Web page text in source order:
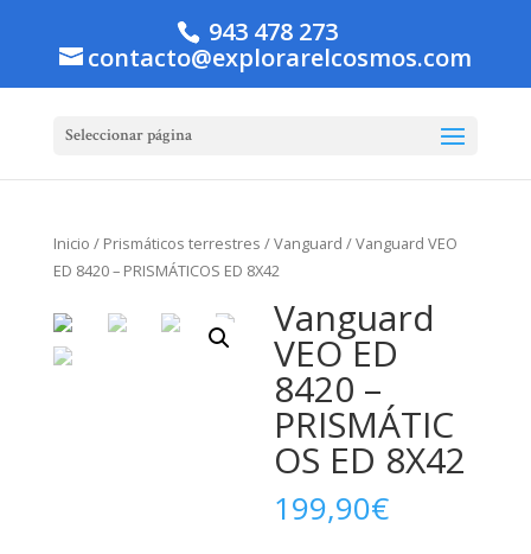
943 478 273
contacto@explorarelcosmos.com
Seleccionar página
Inicio / Prismáticos terrestres /Vanguard / Vanguard VEO
ED 8420 – PRISMÁTICOS ED 8X42
Vanguard
VEO ED
8420 –
PRISMÁTIC
OS ED 8X42
199,90€